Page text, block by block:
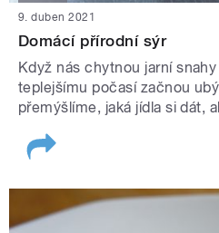
9. duben 2021
Domácí přírodní sýr
Když nás chytnou jarní
teplejšímu počasí začnou
přemýšlíme, jaká jídla si dát,